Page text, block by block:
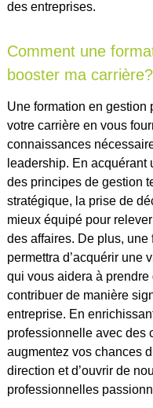
des entreprises.
Comment une
booster ma carrière?
Une formation en gestion
votre carrière en vous
connaissances
leadership. En
des principes de gestion
stratégique, la prise de
mieux équipé pour
des affaires. De plus,
permettra d’acquérir une
qui vous aidera à
contribuer de manière
entreprise. En
professionnelle avec des
augmentez vos chances
direction et d’ouvrir de
professionnelles